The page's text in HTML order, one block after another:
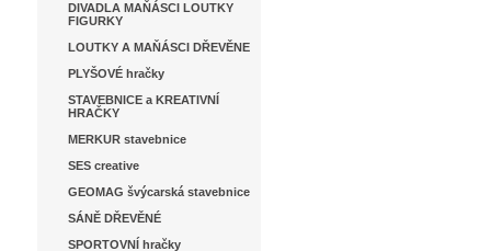
DIVADLA MAŇÁSCI LOUTKY
FIGURKY
LOUTKY A MAŇÁSCI DŘEVĚNE
PLYŠOVÉ hračky
STAVEBNICE a KREATIVNÍ
HRAČKY
MERKUR stavebnice
SES creative
GEOMAG švýcarská stavebnice
SÁNĚ DŘEVĚNÉ
SPORTOVNÍ hračky